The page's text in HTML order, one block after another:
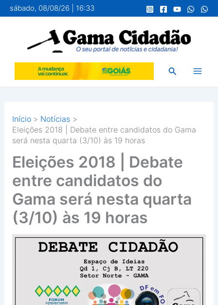
para
conteúdo
sábado, 08/08/26 | 16:33
Pesquisar
Início
Notícias
Eleições 2018 | Debate entre candidatos do Gama
será nesta quarta (3/10) às 19 horas
Eleições 2018 | Debate
entre candidatos do
Gama será nesta quarta
(3/10) às 19 horas